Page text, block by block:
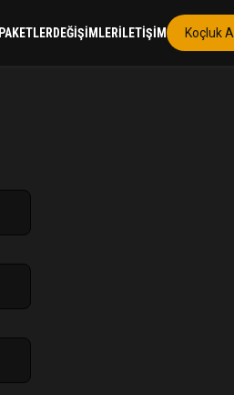
PAKETLER DEĞİŞİMLERİLETİŞİM Koçluk Al